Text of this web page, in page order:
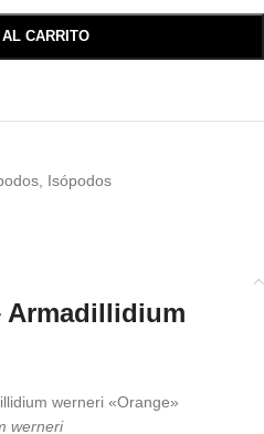
CARRITO
Isópodos
Armadillidium
werneri «Orange»
werneri